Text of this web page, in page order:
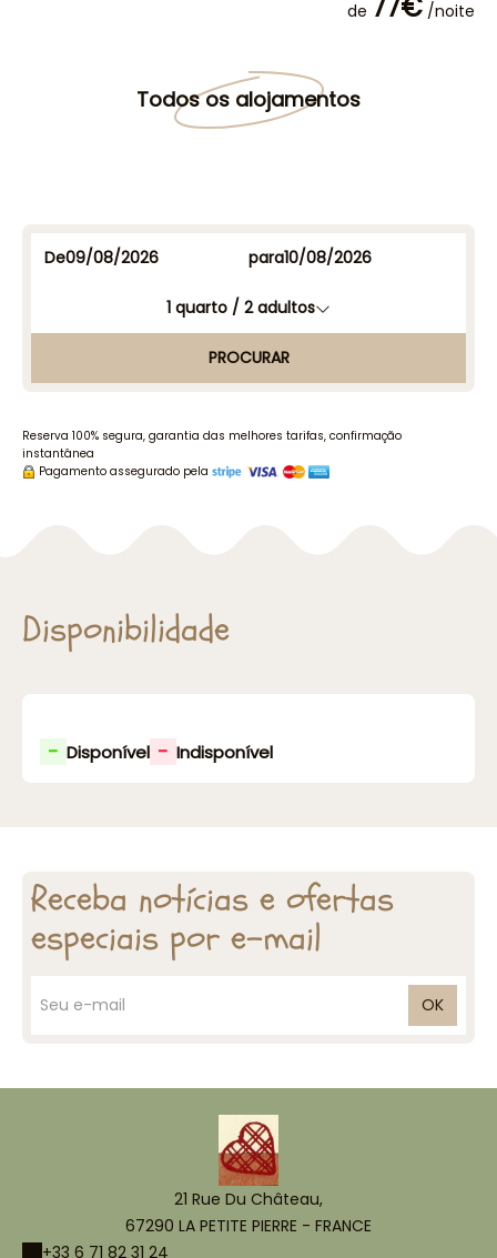
de
/noite
Todos os alojamentos
De para
1 quarto / 2adultos
PROCURAR
Reserva 100% segura, garantia das melhores tarifas, confirmação
instantânea
Pagamento assegurado pela
Disponibilidade
- Disponível - Indisponível
Receba notícias e ofertas
especiais por e-mail
OK
21 Rue Du Château,
67290 LA PETITE PIERRE - FRANCE
+33 6 71 82 31 24